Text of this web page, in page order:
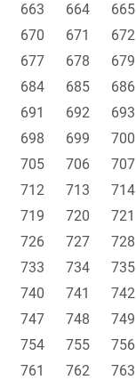
663 664 665
670 671 672
677 678 679
684 685 686
691 692 693
698 699 700
705 706 707
712 713 714
719 720 721
726 727 728
733 734 735
740 741 742
747 748 749
754 755 756
761 762 763